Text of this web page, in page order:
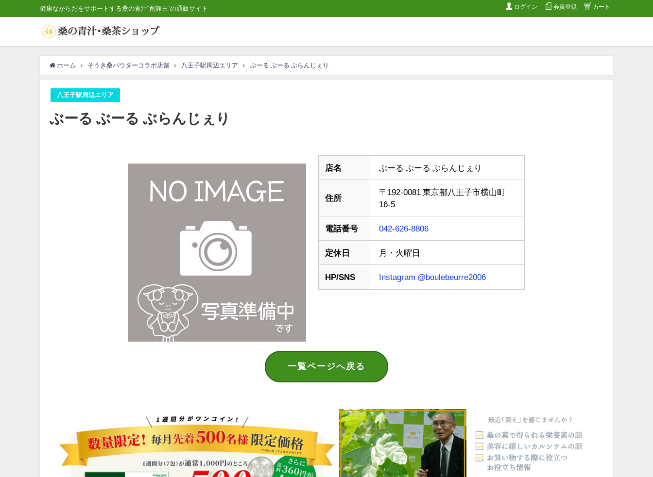
健康なからだをサポートする桑の青汁“創輝王”の通販サイト ログイン 会員登録 カート
ホーム そうき桑パウダーコラボ店舗 八王子駅周辺エリア ぶーる ぶーる ぶらんじぇり
八王子駅周辺エリア
ぶーる ぶーる ぶらんじぇり
店名 ぶーる ぶーる ぶらんじぇり
住所
〒192-0081 東京都八王子市横山町
16-5
電話番号 042-626-8806
定休日 月・火曜日
HP/SNS Instagram @boulebeurre2006
一覧ページへ戻る